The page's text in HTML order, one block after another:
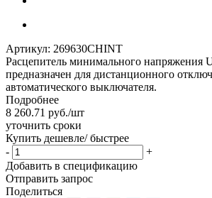
Артикул: 269630CHINT
Расцепитель минимального напряжения
предназначен для дистанционного
автоматического выключателя.
Подробнее
8 260.71 руб./шт
уточнить сроки
Купить дешевле/ быстрее
-
+
Добавить в спецификацию
Отправить запрос
Поделиться